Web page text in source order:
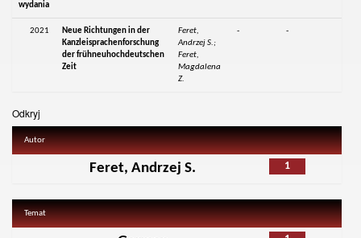
wydania
2021
Neue Richtungen in der
Kanzleisprachenforschung
der frühneuhochdeutschen
Zeit
Feret,
Andrzej S.;
Feret,
Magdalena
Z.
- -
Odkryj
Autor
1
Feret, Andrzej S.
Temat